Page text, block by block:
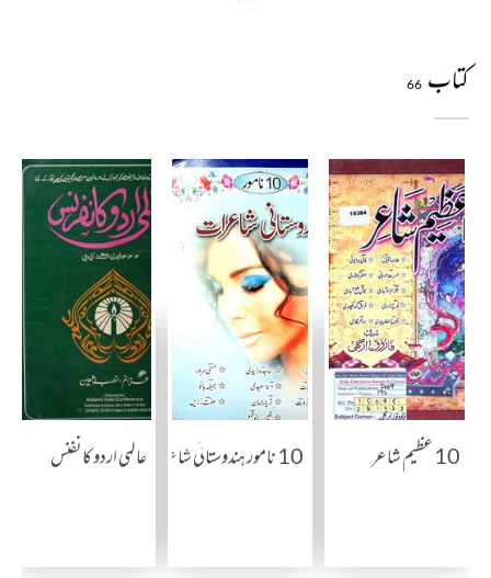
کتاب 66
10 عظیم شاعر 10 نامور ہندوستانی شاعرات عالمی اردو کانفنس